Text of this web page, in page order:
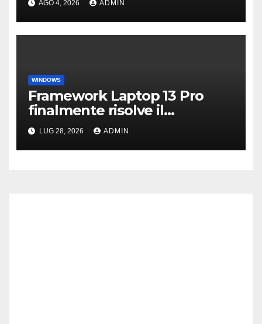
AGO 4, 2026 ADMIN
WINDOWS
Framework Laptop 13 Pro
finalmente risolve il
problema dei driver di
Windows 11
LUG 28, 2026 ADMIN